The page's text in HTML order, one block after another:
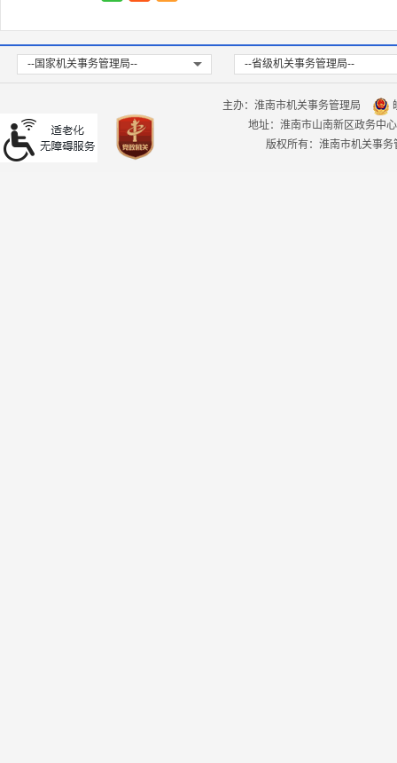
--国家机关事务管理局-- --省级机关事务管理局--
主办：淮南市机关事务管理局
地址：淮南市山南新区政务中
版权所有：淮南市机关事务